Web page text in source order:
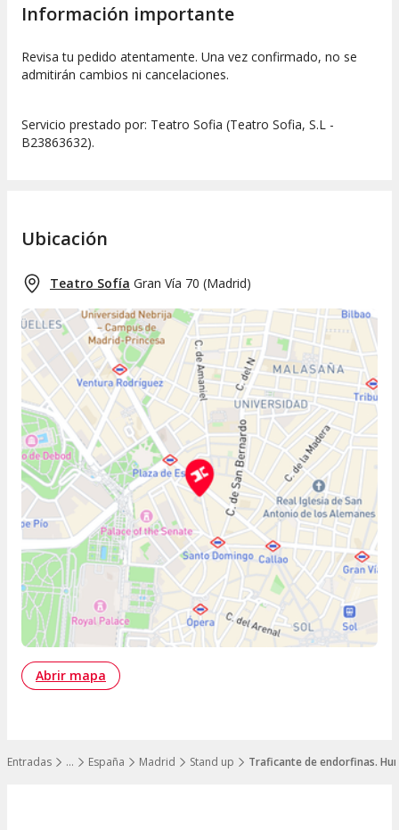
…
Mostrar todos los niveles
Entradas España Madrid Stand up Traficante de endorfinas.
Información importante
Revisa tu pedido atentamente. Una vez confirmado, no se
admitirán cambios ni cancelaciones.
Servicio prestado por: Teatro Sofia (Teatro Sofia, S.L -
B23863632).
Ubicación
Teatro Sofía Gran Vía 70 (Madrid)
Abrir mapa